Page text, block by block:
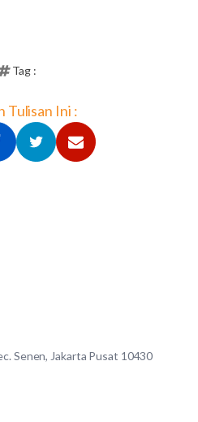
Tag :
Tulisan Ini :
Senen, Jakarta Pusat 10430